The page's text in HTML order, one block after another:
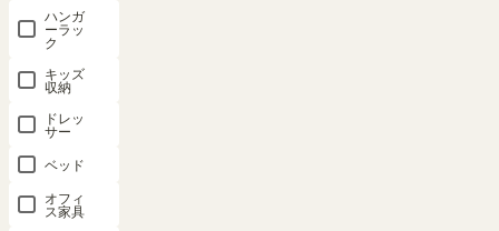
ハンガ
ーラッ
ク
キッズ
収納
ドレッ
サー
ベッド
オフィ
ス家具
パスワード